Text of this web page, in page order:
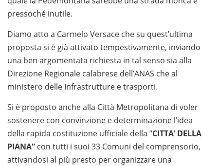
pressoché inutile.
Diamo atto a Carmelo Versace che su quest’ultima
proposta si è già attivato tempestivamente, inviando
una ben argomentata richiesta in tal senso sia alla
Direzione Regionale calabrese dell’ANAS che al
ministero delle Infrastrutture e trasporti.
Si è proposto anche alla Città Metropolitana di voler
sostenere con convinzione e determinazione l’idea
della rapida costituzione ufficiale della “CITTA’ DELLA
PIANA” con tutti i suoi 33 Comuni del comprensorio,
attivandosi al più presto per organizzare una